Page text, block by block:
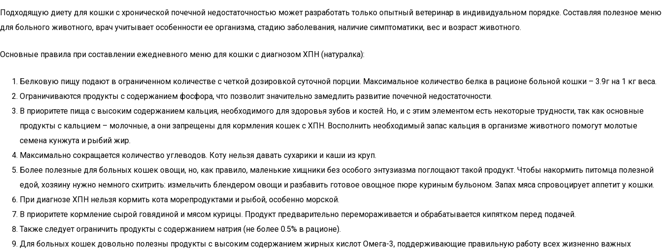
Подходящую диету для кошки с хронической почечной недостаточностью может разработать только опытный ветеринар в индивидуальном порядке. Составляя полезное меню
для больного животного, врач учитывает особенности ее организма, стадию заболевания, наличие симптоматики, вес и возраст животного.
Основные правила при составлении ежедневного меню для кошки с диагнозом ХПН (натуралка):
Белковую пищу подают в ограниченном количестве с четкой дозировкой суточной порции. Максимальное количество белка в рационе больной кошки – 3.9г на 1 кг веса.
Ограничиваются продукты с содержанием фосфора, что позволит значительно замедлить развитие почечной недостаточности.
В приоритете пища с высоким содержанием кальция, необходимого для здоровья зубов и костей. Но, и с этим элементом есть некоторые трудности, так как основные
продукты с кальцием – молочные, а они запрещены для кормления кошек с ХПН. Восполнить необходимый запас кальция в организме животного помогут молотые
семена кунжута и рыбий жир.
Максимально сокращается количество углеводов. Коту нельзя давать сухарики и каши из круп.
Более полезные для больных кошек овощи, но, как правило, маленькие хищники без особого энтузиазма поглощают такой продукт. Чтобы накормить питомца полезной
едой, хозяину нужно немного схитрить: измельчить блендером овощи и разбавить готовое овощное пюре куриным бульоном. Запах мяса спровоцирует аппетит у кошки.
При диагнозе ХПН нельзя кормить кота морепродуктами и рыбой, особенно морской.
В приоритете кормление сырой говядиной и мясом курицы. Продукт предварительно перемораживается и обрабатывается кипятком перед подачей.
Также следует ограничить продукты с содержанием натрия (не более 0.5% в рационе).
Для больных кошек довольно полезны продукты с высоким содержанием жирных кислот Омега-3, поддерживающие правильную работу всех жизненно важных